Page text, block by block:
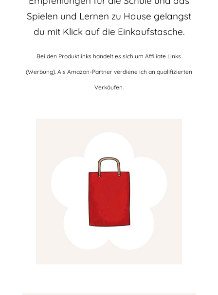
Spielen und Lernen zu Hause gelangst
du mit Klick auf die Einkaufstasche.
Bei den Produktlinks handelt es sich um Affiliate Links
(Werbung). Als Amazon-Partner verdiene ich an qualifizierten
Verkäufen.